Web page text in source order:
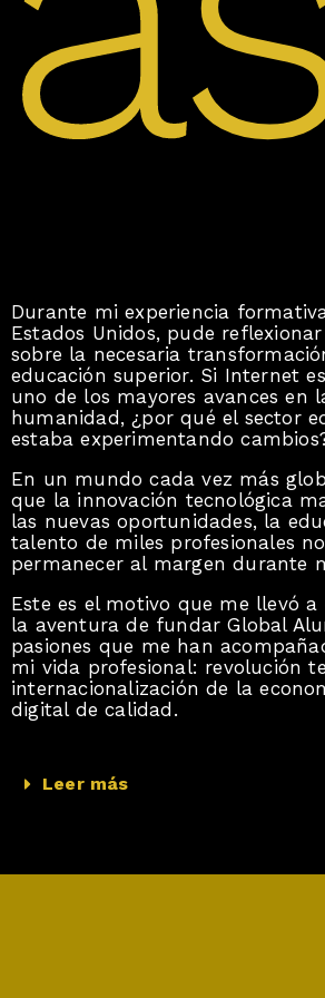
Durante mi experiencia
Estados Unidos, pude
sobre la necesaria
educación superior. Si Internet
uno de los mayores avances en
humanidad, ¿por qué el sector
estaba experimentando
En un mundo cada vez más
que la innovación tecnológica
las nuevas oportunidades, la
talento de miles profesionales
permanecer al margen durante
Este es el motivo que me llevó a
la aventura de fundar Global
pasiones que me han
mi vida profesional: revolución
internacionalización de la
digital de calidad.
Leer más